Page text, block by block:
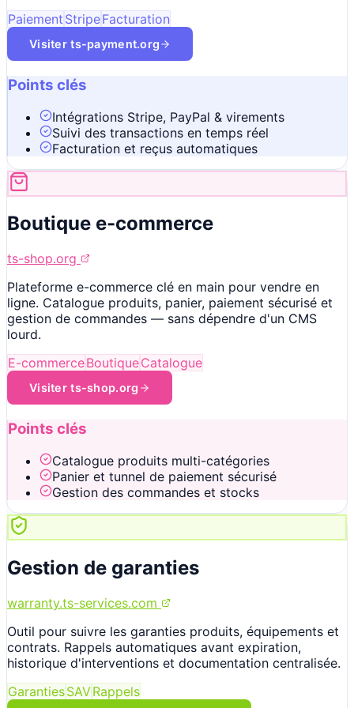
Paiement StripeFacturation
Visiter ts-payment.org
Points clés
Intégrations Stripe, PayPal & virements
Suivi des transactions en temps réel
Facturation et reçus automatiques
Boutique e-commerce
ts-shop.org
Plateforme e-commerce clé en main pour vendre en
ligne. Catalogue produits, panier, paiement sécurisé et
gestion de commandes — sans dépendre d'un CMS
lourd.
E-commerceBoutiqueCatalogue
Visiter ts-shop.org
Points clés
Catalogue produits multi-catégories
Panier et tunnel de paiement sécurisé
Gestion des commandes et stocks
Gestion de garanties
warranty.ts-services.com
Outil pour suivre les garanties produits, équipements et
contrats. Rappels automatiques avant expiration,
historique d'interventions et documentation centralisée.
GarantiesSAVRappels